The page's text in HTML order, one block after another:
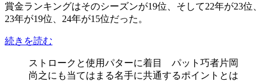
賞金ランキングはそのシーズンが19位、そして22年が23位、
23年が19位、24年が15位だった。
続きを読む
ストロークと使用パターに着目 パット巧者片岡
尚之にも当てはまる名手に共通するポイントとは